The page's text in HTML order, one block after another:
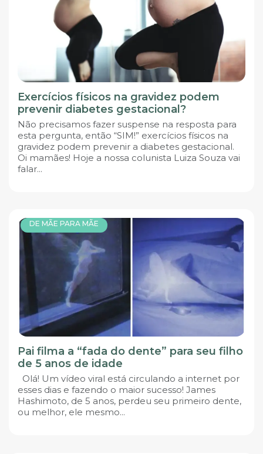
Exercícios físicos na gravidez podem
prevenir diabetes gestacional?
Não precisamos fazer suspense na resposta para
esta pergunta, então “SIM!” exercícios físicos na
gravidez podem prevenir a diabetes gestacional.
Oi mamães! Hoje a nossa colunista Luiza Souza vai
falar...
DE MÃE PARA MÃE
Pai filma a “fada do dente” para seu filho
de 5 anos de idade
Olá! Um vídeo viral está circulando a internet por
esses dias e fazendo o maior sucesso! James
Hashimoto, de 5 anos, perdeu seu primeiro dente,
ou melhor, ele mesmo...